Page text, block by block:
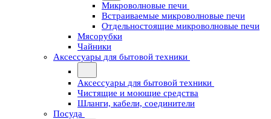
Микроволновые печи
Встраиваемые микроволновые печи
Отдельностоящие микроволновые печи
Мясорубки
Чайники
Аксессуары для бытовой техники
Аксессуары для бытовой техники
Чистящие и моющие средства
Шланги, кабели, соединители
Посуда